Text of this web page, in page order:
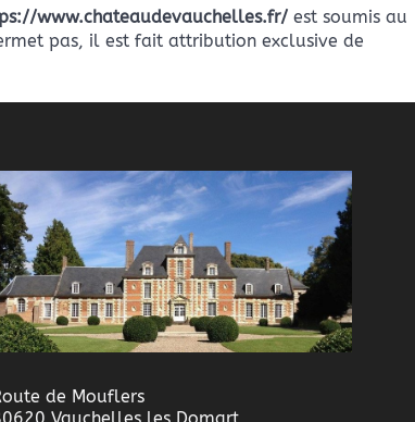
www.chateaudevauchelles.fr/ est soumis au
pas, il est fait attribution exclusive de
de Mouflers